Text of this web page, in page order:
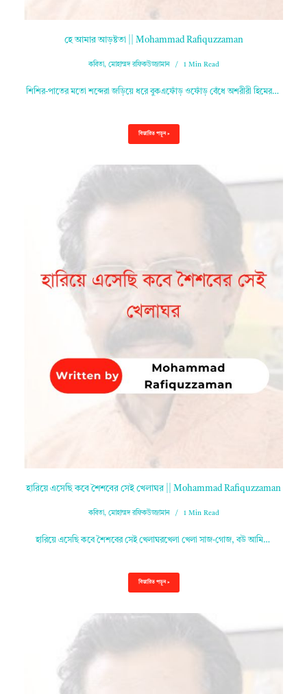
হে আমার আড়ষ্টতা || Mohammad Rafiquzzaman
কবিতা, মোহাম্মদ রফিকউজ্জামান 1 Min Read
শিশির-পাতের মতো শব্দেরা জড়িয়ে ধরে বুকএফোঁড় ওফোঁড় বেঁধে অশরীরী হিমের…
বিস্তারিত পড়ুন »
হারিয়ে এসেছি কবে শৈশবের সেই খেলাঘর || Mohammad Rafiquzzaman
কবিতা, মোহাম্মদ রফিকউজ্জামান 1 Min Read
হারিয়ে এসেছি কবে শৈশবের সেই খেলাঘরখেলা খেলা সাজ-গোজ, বউ আমি…
বিস্তারিত পড়ুন »